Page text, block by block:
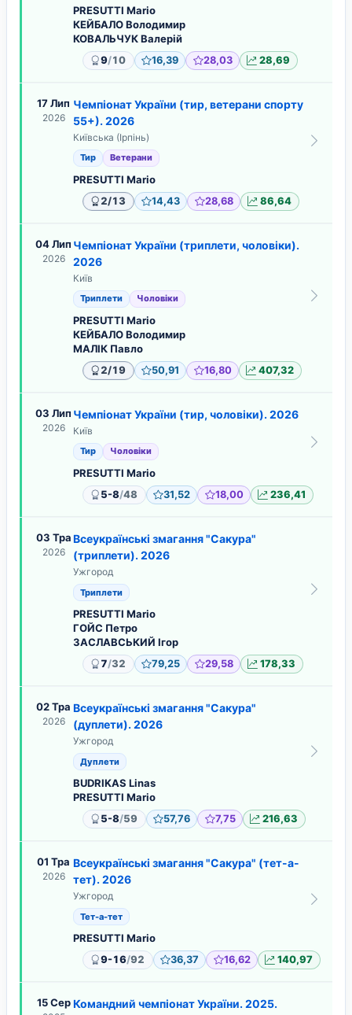
PRESUTTI Mario
КЕЙБАЛО Володимир
КОВАЛЬЧУК Валерій
9/10 16,39 28,03 28,69
17 Лип
2026
Чемпіонат України (тир, ветерани спорту
55+). 2026
Київська (Ірпінь)
Тир Ветерани
PRESUTTI Mario
2/13 14,43 28,68 86,64
04 Лип
2026
Чемпіонат України (триплети, чоловіки).
2026
Київ
Триплети Чоловіки
PRESUTTI Mario
КЕЙБАЛО Володимир
МАЛІК Павло
2/19 50,91 16,80 407,32
03 Лип
2026
Чемпіонат України (тир, чоловіки). 2026
Київ
Тир Чоловіки
PRESUTTI Mario
5-8/48 31,52 18,00 236,41
03 Тра
2026
Всеукраїнські змагання "Сакура"
(триплети). 2026
Ужгород
Триплети
PRESUTTI Mario
ГОЙС Петро
ЗАСЛАВСЬКИЙ Ігор
7/32 79,25 29,58 178,33
02 Тра
2026
Всеукраїнські змагання "Сакура"
(дуплети). 2026
Ужгород
Дуплети
BUDRIKAS Linas
PRESUTTI Mario
5-8/59 57,76 7,75 216,63
01 Тра
2026
Всеукраїнські змагання "Сакура" (тет-а-
тет). 2026
Ужгород
Тет-а-тет
PRESUTTI Mario
9-16/92 36,37 16,62 140,97
15 Сер Командний чемпіонат України. 2025.